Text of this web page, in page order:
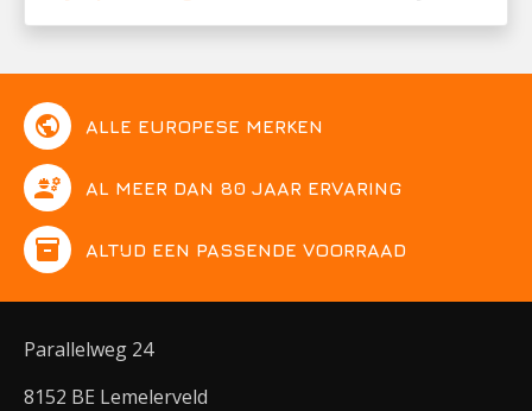
public ALLE EUROPESE MERKEN
engineering AL MEER DAN 80 JAAR ERVARING
inventory ALTIJD EEN PASSENDE VOORRAAD
Parallelweg 24
8152 BE Lemelerveld